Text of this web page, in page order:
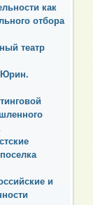
как
отбора
театр
и